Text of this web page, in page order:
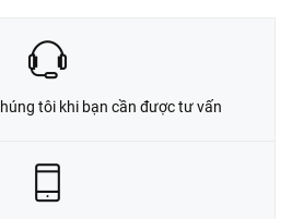
tôi khi bạn cần được tư vấn